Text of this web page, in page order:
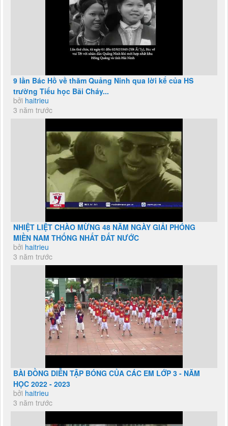
9 lần Bác Hồ về thăm Quảng Ninh qua lời kể của HS
trường Tiểu học Bãi Cháy...
bởi haitrieu
3 năm trước
NHIỆT LIỆT CHÀO MỪNG 48 NĂM NGÀY GIẢI PHÓNG
MIỀN NAM THỐNG NHẤT ĐẤT NƯỚC
bởi haitrieu
3 năm trước
BÀI ĐỒNG DIỄN TẬP BÓNG CỦA CÁC EM LỚP 3 - NĂM
HỌC 2022 - 2023
bởi haitrieu
3 năm trước